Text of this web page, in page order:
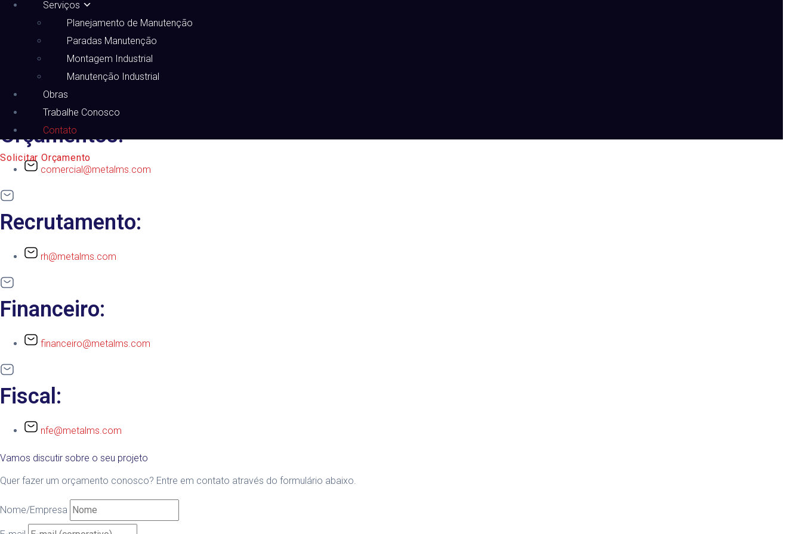
Serviços
Planejamento de Manutenção
Paradas Manutenção
Montagem Industrial
Manutenção Industrial
Obras
Trabalhe Conosco
Contato
Solicitar Orçamento
Mande um e-mail para nós
Orçamentos:
comercial@metalms.com
Recrutamento:
rh@metalms.com
Financeiro:
financeiro@metalms.com
Fiscal:
nfe@metalms.com
Vamos discutir sobre o seu projeto
Quer fazer um orçamento conosco? Entre em contato através do formulário abaixo.
Nome/Empresa